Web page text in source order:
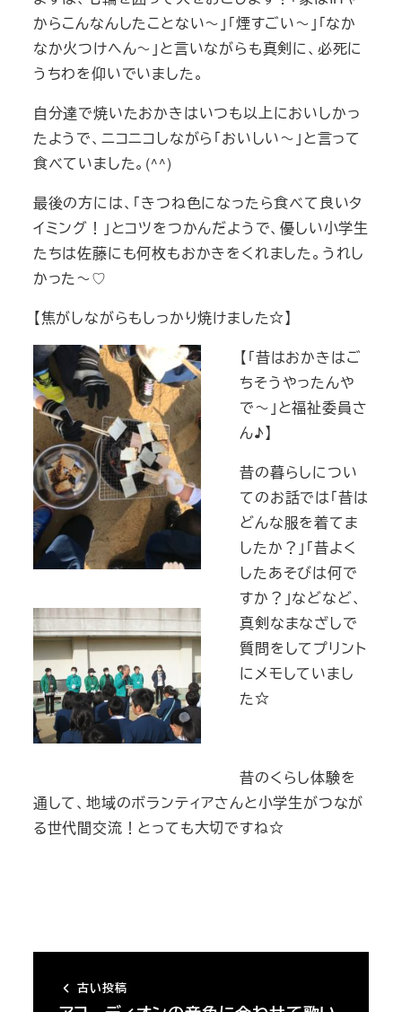
からこんなんしたことない～」「煙すごい～」「なか
なか火つけへん～」と言いながらも真剣に、必死に
うちわを仰いでいました。
自分達で焼いたおかきはいつも以上においしかっ
たようで、ニコニコしながら「おいしい～」と言って
食べていました。(^^)
最後の方には、「きつね色になったら食べて良いタ
イミング！」とコツをつかんだようで、優しい小学生
たちは佐藤にも何枚もおかきをくれました。うれし
かった～♡
【焦がしながらもしっかり焼けました☆】
【「昔はおかきはご
ちそうやったんや
で～」と福祉委員さ
ん♪】
昔の暮らしについ
てのお話では「昔は
どんな服を着てま
したか？」「昔よく
したあそびは何で
すか？」などなど、
真剣なまなざしで
質問をしてプリント
にメモしていまし
た☆
昔のくらし体験を
通して、地域のボランティアさんと小学生がつなが
る世代間交流！とっても大切ですね☆
古い投稿